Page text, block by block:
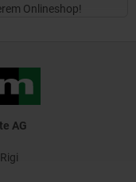
Onlineshop!
AG